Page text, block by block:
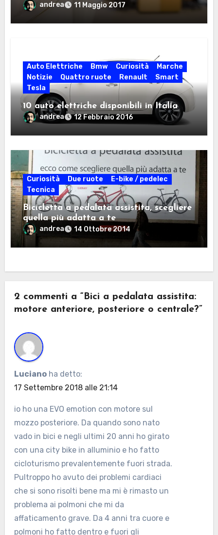
andrea 11 Maggio 2017
Auto Elettriche Bmw Curiosità
Marche
Notizie
Quattro ruote Renault
Smart
Tesla
10 auto elettriche disponibili in Italia
andrea 12 Febbraio 2016
Curiosità Due ruote
E-bike / pedelec
Tecnica
Bicicletta a pedalata assistita, scegliere
quella più adatta a te
andrea 14 Ottobre 2014
2 commenti a “Bici a pedalata assistita:
motore anteriore, posteriore o centrale?”
Luciano ha detto:
17 Settembre 2018 alle 21:14
io ho una EVO emotion con motore sul
mozzo posteriore. Da quando sono nato
vado in bici e negli ultimi 20 anni ho girato
con una city bike in alluminio e ho fatto
cicloturismo prevalentemente fuori strada.
Pultroppo ho avuto dei problemi cardiaci
che si sono risolti bene ma mi è rimasto un
problema ai polmoni che mi da
affaticamento grave. Da 4 anni tra cuore e
polmoni ho fatto dentro e fuori gli